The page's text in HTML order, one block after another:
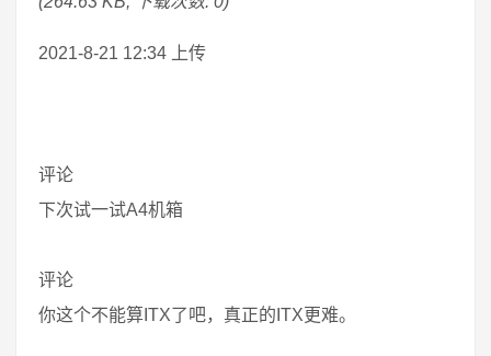
2021-8-21 12:34 上传
评论
下次试一试A4机箱
评论
你这个不能算ITX了吧，真正的ITX更难。